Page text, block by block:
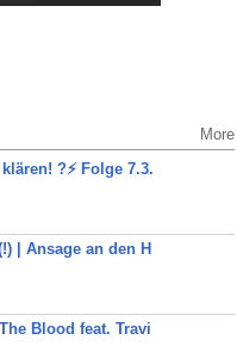
More
?⚡️ Folge 7.3.
| Ansage an den H
Blood feat. Travi